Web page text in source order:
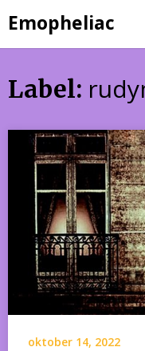
to
content
Emopheliac
Label:
oktober 14, 2022